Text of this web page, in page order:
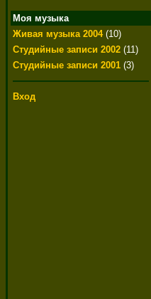
Моя музыка
Живая музыка 2004(10)
Студийные записи 2002 (11)
Студийные записи 2001 (3)
Вход